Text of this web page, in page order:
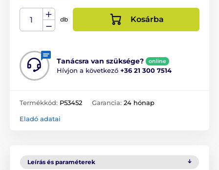
db Kosárba
Tanácsra van szüksége? online
Hívjon a következő +36 21 300 7514
Termékkód: P53452 Garancia: 24 hónap
Eladó adatai
Leírás és paraméterek